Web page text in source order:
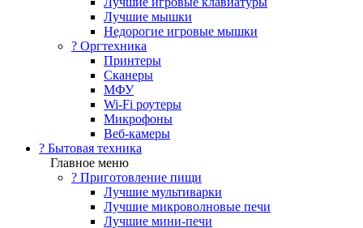
Лучшие мышки
Недорогие игровые мышки
?️ Оргтехника
Принтеры
Сканеры
МФУ
Wi-Fi роутеры
Микрофоны
Веб-камеры
? Бытовая техника
Главное меню
? Приготовление пищи
Лучшие мультиварки
Лучшие микроволновые печи
Лучшие мини-печи